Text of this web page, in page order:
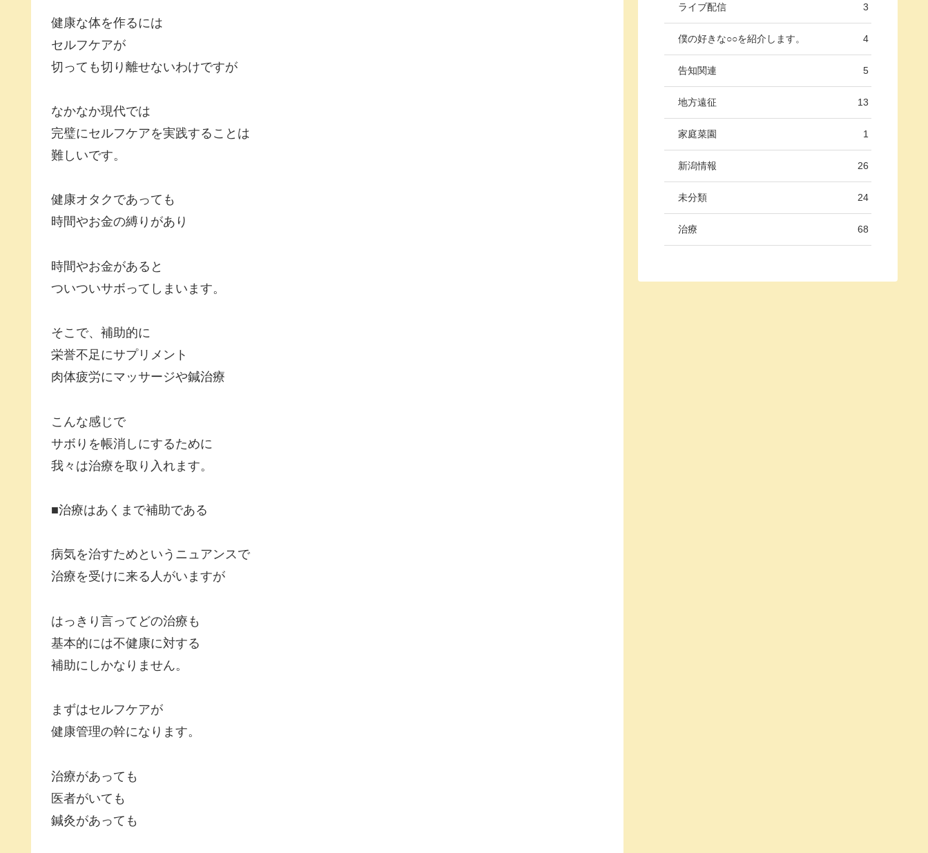
健康な体を作るには
セルフケアが
切っても切り離せないわけですが
なかなか現代では
完璧にセルフケアを実践することは
難しいです。
健康オタクであっても
時間やお金の縛りがあり
時間やお金があると
ついついサボってしまいます。
そこで、補助的に
栄誉不足にサプリメント
肉体疲労にマッサージや鍼治療
こんな感じで
サボりを帳消しにするために
我々は治療を取り入れます。
■治療はあくまで補助である
病気を治すためというニュアンスで
治療を受けに来る人がいますが
はっきり言ってどの治療も
基本的には不健康に対する
補助にしかなりません。
まずはセルフケアが
健康管理の幹になります。
治療があっても
医者がいても
鍼灸があっても
ライブ配信 3
僕の好きな○○を紹介します。 4
告知関連 5
地方遠征 13
家庭菜園 1
新潟情報 26
未分類 24
治療 68